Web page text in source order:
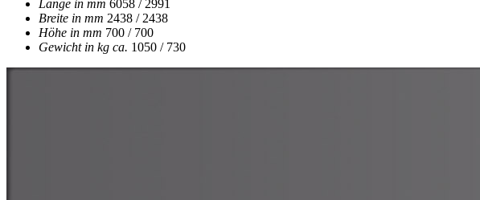
Länge in mm 6058 / 2991
Breite in mm 2438 / 2438
Höhe in mm 700 / 700
Gewicht in kg ca. 1050 / 730